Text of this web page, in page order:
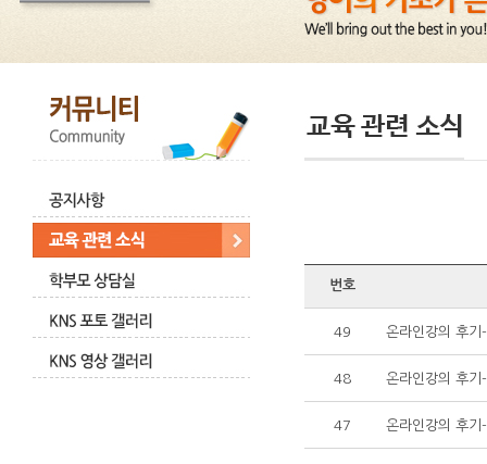
번호
49 온라인강의 후
48 온라인강의 후
47 온라인강의 후